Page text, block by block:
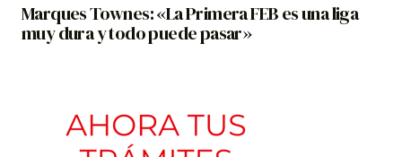
Marques Townes: «La Primera FEB es una liga
muy dura y todo puede pasar»